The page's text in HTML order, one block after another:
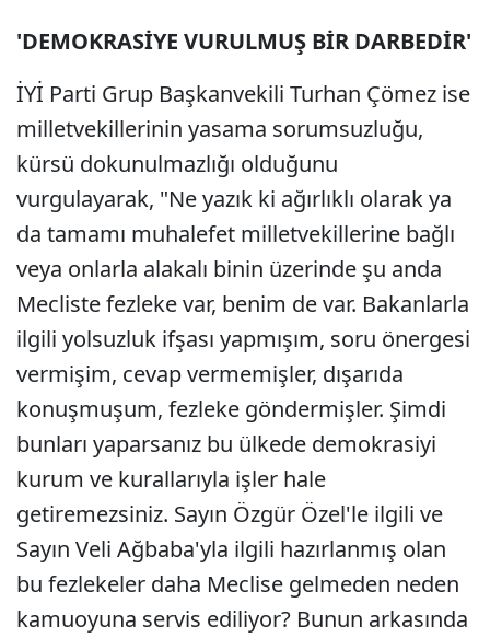
'DEMOKRASİYE VURULMUŞ BİR DARBEDİR'
İYİ Parti Grup Başkanvekili Turhan Çömez ise
milletvekillerinin yasama sorumsuzluğu,
kürsü dokunulmazlığı olduğunu
vurgulayarak, "Ne yazık ki ağırlıklı olarak ya
da tamamı muhalefet milletvekillerine bağlı
veya onlarla alakalı binin üzerinde şu anda
Mecliste fezleke var, benim de var. Bakanlarla
ilgili yolsuzluk ifşası yapmışım, soru önergesi
vermişim, cevap vermemişler, dışarıda
konuşmuşum, fezleke göndermişler. Şimdi
bunları yaparsanız bu ülkede demokrasiyi
kurum ve kurallarıyla işler hale
getiremezsiniz. Sayın Özgür Özel'le ilgili ve
Sayın Veli Ağbaba'yla ilgili hazırlanmış olan
bu fezlekeler daha Meclise gelmeden neden
kamuoyuna servis ediliyor? Bunun arkasında